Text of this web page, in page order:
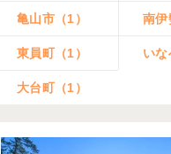
亀山市（1） 南伊
東員町（1） いな
大台町（1）